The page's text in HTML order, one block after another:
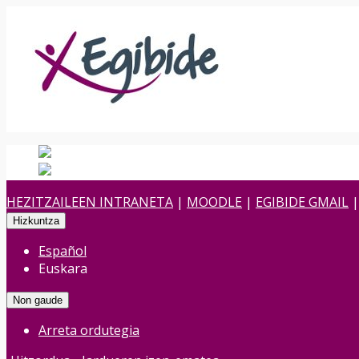
HEZITZAILEEN INTRANETA | MOODLE | EGIBIDE GMAIL |
Hizkuntza
Español
Euskara
Non gaude
Arreta ordutegia